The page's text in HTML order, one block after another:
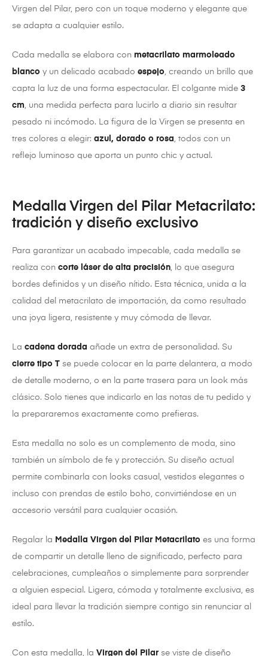
Virgen del Pilar, pero con un toque moderno y elegante que
se adapta a cualquier estilo.
Cada medalla se elabora con metacrilato marmoleado
blanco y un delicado acabado espejo , creando un brillo que
capta la luz de una forma espectacular. El colgante mide 3
cm , una medida perfecta para lucirlo a diario sin resultar
pesado ni incómodo. La figura de la Virgen se presenta en
tres colores a elegir: azul, dorado o rosa , todos con un
reflejo luminoso que aporta un punto chic y actual.
Medalla Virgen del Pilar Metacrilato:
tradición y diseño exclusivo
Para garantizar un acabado impecable, cada medalla se
realiza con corte láser de alta precisión , lo que asegura
bordes definidos y un diseño nítido. Esta técnica, unida a la
calidad del metacrilato de importación, da como resultado
una joya ligera, resistente y muy cómoda de llevar.
La cadena dorada añade un extra de personalidad. Su
cierre tipo T se puede colocar en la parte delantera, a modo
de detalle moderno, o en la parte trasera para un look más
clásico. Solo tienes que indicarlo en las notas de tu pedido y
la prepararemos exactamente como prefieras.
Esta medalla no solo es un complemento de moda, sino
también un símbolo de fe y protección. Su diseño actual
permite combinarla con looks casual, vestidos elegantes o
incluso con prendas de estilo boho, convirtiéndose en un
accesorio versátil para cualquier ocasión.
Regalar la Medalla Virgen del Pilar Metacrilato es una forma
de compartir un detalle lleno de significado, perfecto para
celebraciones, cumpleaños o simplemente para sorprender
a alguien especial. Ligera, cómoda y totalmente exclusiva, es
ideal para llevar la tradición siempre contigo sin renunciar al
estilo.
Con esta medalla, la Virgen del Pilar se viste de diseño